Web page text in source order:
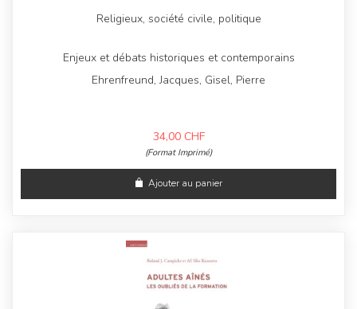
Religieux, société civile, politique
Enjeux et débats historiques et contemporains
Ehrenfreund, Jacques, Gisel, Pierre
34,00 CHF
(Format Imprimé)
Ajouter au panier